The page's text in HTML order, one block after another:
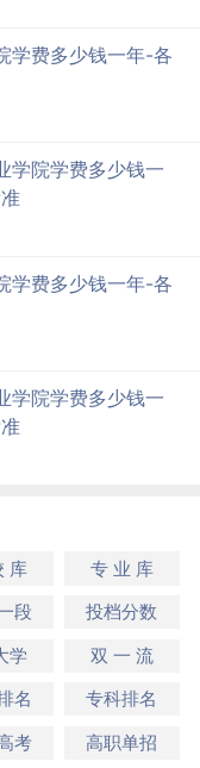
学费多少钱一年-各
学院学费多少钱一
学费多少钱一年-各
学院学费多少钱一
库
专 业 库
段
投档分数
学
双 一 流
名
专科排名
考 高职单招